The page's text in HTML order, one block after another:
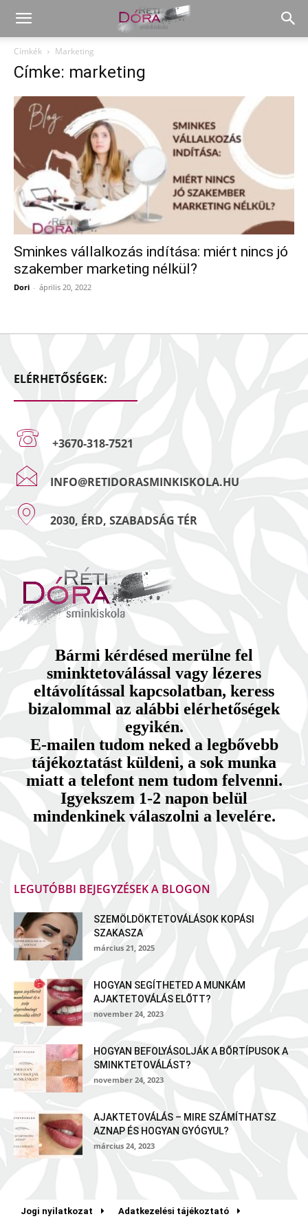
Címkék Marketing
Címke: marketing
Sminkes vállalkozás indítása: miért nincs jó
szakember marketing nélkül?
Dori - április 20, 2022
ELÉRHETŐSÉGEK:
+3670-318-7521
INFO@RETIDORASMINKISKOLA.HU
2030, ÉRD, SZABADSÁG TÉR
Bármi kérdésed merülne fel
sminktetoválással vagy lézeres
eltávolítással kapcsolatban, keress
bizalommal az alábbi elérhetőségek
egyikén.
E-mailen tudom neked a legbővebb
tájékoztatást küldeni, a sok munka
miatt a telefont nem tudom felvenni.
Igyekszem 1-2 napon belül
mindenkinek válaszolni a levelére.
LEGUTÓBBI BEJEGYZÉSEK A BLOGON
SZEMÖLDÖKTETOVÁLÁSOK KOPÁSI
SZAKASZA
március 21, 2025
HOGYAN SEGÍTHETED A MUNKÁM
AJAKTETOVÁLÁS ELŐTT?
november 24, 2023
HOGYAN BEFOLYÁSOLJÁK A BŐRTÍPUSOK A
SMINKTETOVÁLÁST?
november 24, 2023
AJAKTETOVÁLÁS – MIRE SZÁMÍTHATSZ
AZNAP ÉS HOGYAN GYÓGYUL?
március 24, 2023
Jogi nyilatkozat Adatkezelési tájékoztató